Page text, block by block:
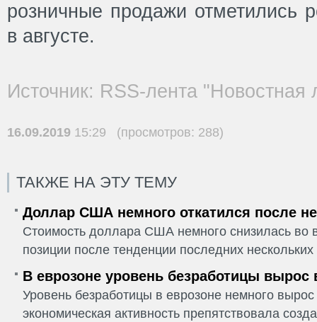
розничные продажи отметились
в августе.
Источник: RSS-лента "Новостная
16.09.2019 15:29 (просмотров: 288)
ТАКЖЕ НА ЭТУ ТЕМУ
Доллар США немного откатился после
Стоимость доллара США немного снизилась во
позиции после тенденции последних
В еврозоне уровень безработицы вырос
Уровень безработицы в еврозоне немного
экономическая активность препятствовала